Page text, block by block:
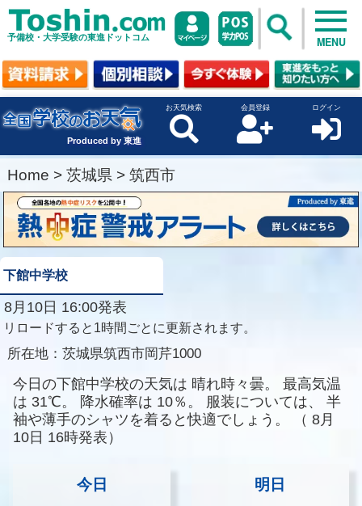
予備校・大学受験の東進ドットコム MENU
Produced by 東進
お天気検索 会員登録 ログイン
Home > 茨城県 > 筑西市
下館中学校
8月10日 16:00発表
リロードすると1時間ごとに更新されます。
所在地： 茨城県筑西市岡芹1000
今日の下館中学校の天気は 晴れ時々曇。
最高気温
は 31℃。 降水確率は 10％。 服装については、
半
袖や薄手のシャツを着ると快適でしょう。
（ 8月
10日 16時発表）
今日 明日